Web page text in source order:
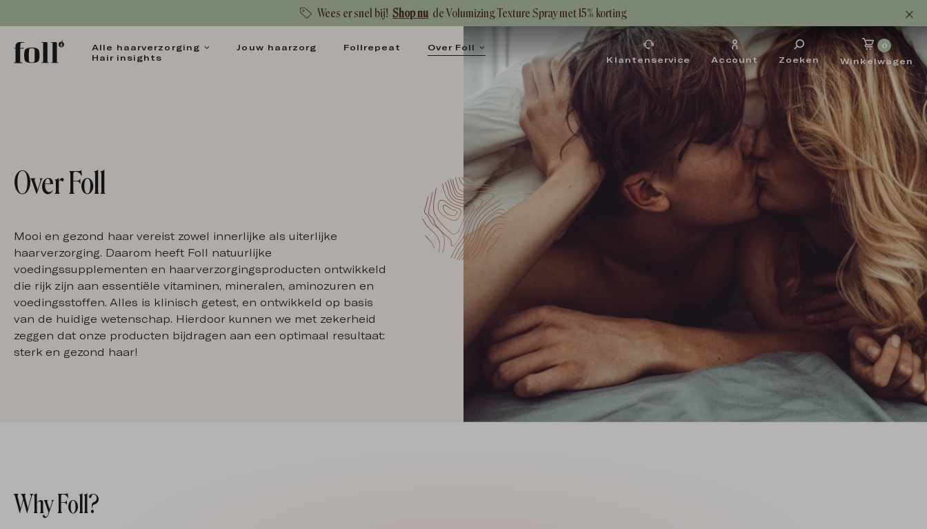
Wees er snel bij! Shop nu de Volumizing Texture Spray met 15% korting
Alle haarverzorging
Hair Kits
Haarvitamines
Alle producten
FOLL HAARVERZORGING VOOR
Mannen
Jouw haarzorg Follrepeat
Over Foll
Hair insights
Klantenservice Account Zoeken
0
Winkelwagen

Over Foll
Mooi en gezond haar vereist zowel innerlijke als uiterlijke
haarverzorging. Daarom heeft Foll natuurlijke
voedingssupplementen en haarverzorgingsproducten ontwikkeld
die rijk zijn aan essentiële vitaminen, mineralen, aminozuren en
voedingsstoffen. Alles is klinisch getest, en ontwikkeld op basis
van de huidige wetenschap. Hierdoor kunnen we met zekerheid
zeggen dat onze producten bijdragen aan een optimaal resultaat:
sterk en gezond haar!
Why Foll?